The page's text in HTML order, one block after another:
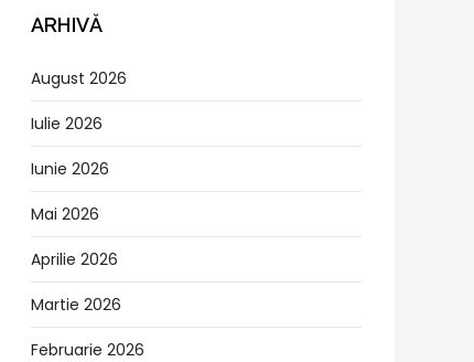
ARHIVĂ
August 2026
Iulie 2026
Iunie 2026
Mai 2026
Aprilie 2026
Martie 2026
Februarie 2026